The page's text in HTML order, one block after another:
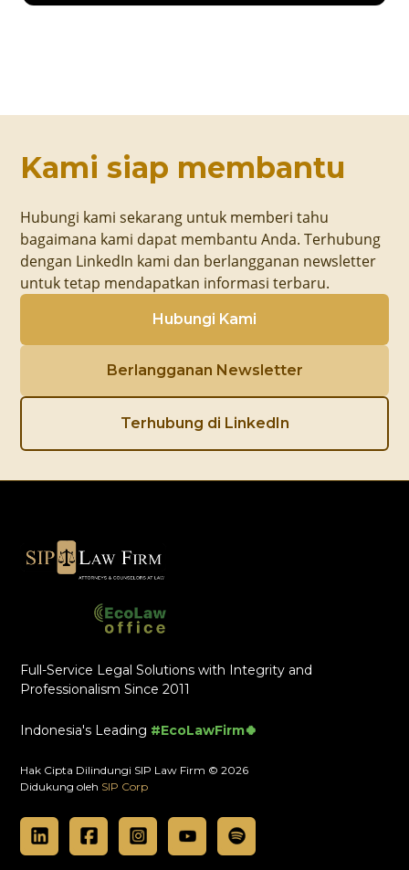
Kami siap membantu
Hubungi kami sekarang untuk memberi tahu
bagaimana kami dapat membantu Anda. Terhubung
dengan LinkedIn kami dan berlangganan newsletter
untuk tetap mendapatkan informasi terbaru.
Hubungi Kami
Berlangganan Newsletter
Terhubung di LinkedIn
Full-Service Legal Solutions with Integrity and
Professionalism Since 2011
Indonesia's Leading #EcoLawFirm🍀
Hak Cipta Dilindungi SIP Law Firm © 2026
Didukung oleh SIP Corp